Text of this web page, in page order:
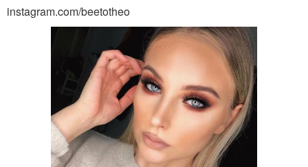
instagram.com/beetotheo